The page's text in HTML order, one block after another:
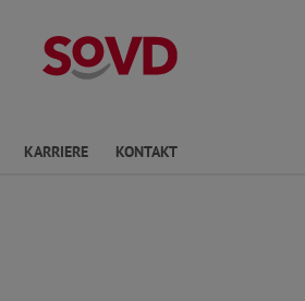
Landesverband
KARRIERE KONTAKT